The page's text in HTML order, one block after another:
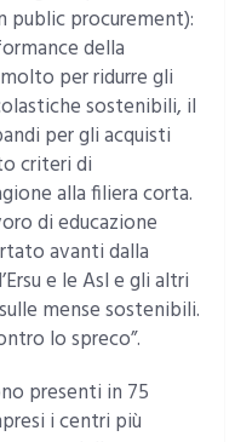
public procurement):
della
per ridurre gli
sostenibili, il
per gli acquisti
criteri di
alla filiera corta.
di educazione
avanti dalla
e le Asl e gli altri
mense sostenibili.
lo spreco”.
presenti in 75
i centri più